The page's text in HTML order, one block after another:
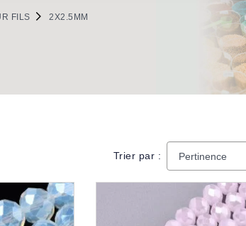
FILS 2X2.5MM
Trier par :